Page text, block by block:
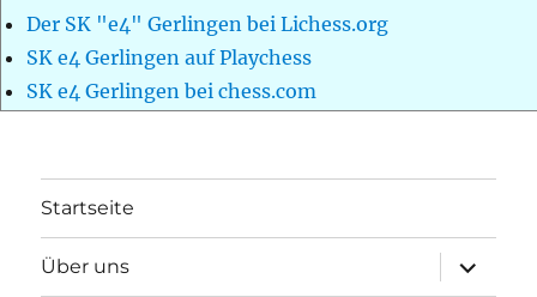
Der SK "e4" Gerlingen bei Lichess.org
SK e4 Gerlingen auf Playchess
SK e4 Gerlingen bei chess.com
Startseite
Über uns
öffnen